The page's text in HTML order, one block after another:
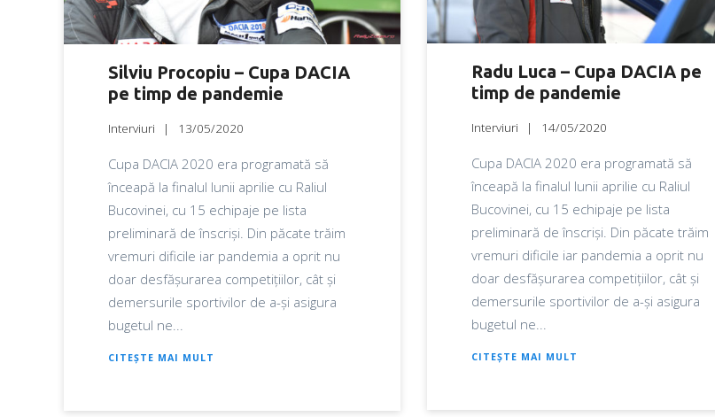
Radu Luca – Cupa DACIA pe
timp de pandemie
Interviuri 14/05/2020
Cupa DACIA 2020 era programată să
înceapă la finalul lunii aprilie cu Raliul
Bucovinei, cu 15 echipaje pe lista
preliminară de înscriși. Din păcate trăim
vremuri dificile iar pandemia a oprit nu
doar desfășurarea competițiilor, cât și
demersurile sportivilor de a-și asigura
bugetul ne...
CITEȘTE MAI MULT
Silviu Procopiu – Cupa DACIA
pe timp de pandemie
Interviuri 13/05/2020
Cupa DACIA 2020 era programată să
înceapă la finalul lunii aprilie cu Raliul
Bucovinei, cu 15 echipaje pe lista
preliminară de înscriși. Din păcate trăim
vremuri dificile iar pandemia a oprit nu
doar desfășurarea competițiilor, cât și
demersurile sportivilor de a-și asigura
bugetul ne...
CITEȘTE MAI MULT